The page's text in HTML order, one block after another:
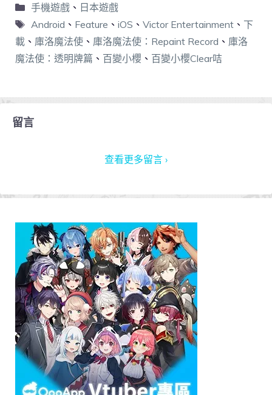
手機遊戲、 日本遊戲
Android 、 Feature 、 iOS 、 Victor Entertainment、 下
載 、 庫洛魔法使 、 庫洛魔法使：Repaint Record 、 庫洛
魔法使：透明牌篇 、 百變小櫻 、 百變小櫻Clear咭
留言
查看更多留言 ›